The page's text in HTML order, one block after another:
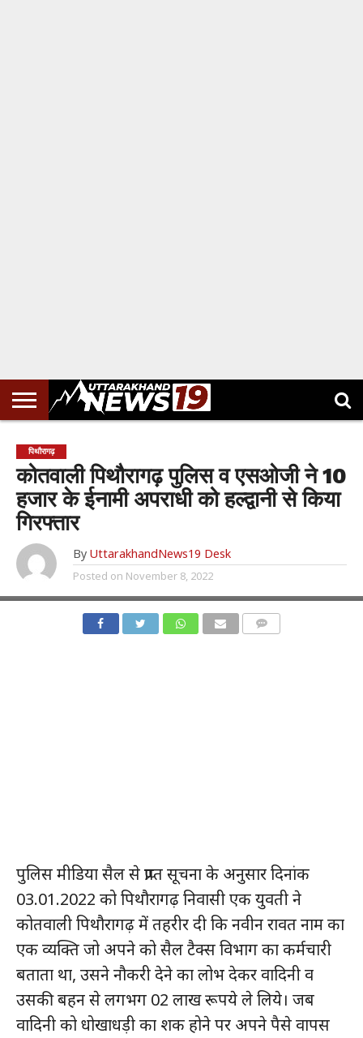
पिथौरागढ़
कोतवाली पिथौरागढ़ पुलिस व एसओजी ने 10
हजार के ईनामी अपराधी को हल्द्वानी से किया
गिरफ्तार
By UttarakhandNews19 Desk
Posted on November 8, 2022
पुलिस मीडिया सैल से प्राप्त सूचना के अनुसार दिनांक
03.01.2022 को पिथौरागढ़ निवासी एक युवती ने
कोतवाली पिथौरागढ़ में तहरीर दी कि नवीन रावत नाम का
एक व्यक्ति जो अपने को सैल टैक्स विभाग का कर्मचारी
बताता था, उसने नौकरी देने का लोभ देकर वादिनी व
उसकी बहन से लगभग 02 लाख रूपये ले लिये। जब
वादिनी को धोखाधड़ी का शक होने पर अपने पैसे वापस